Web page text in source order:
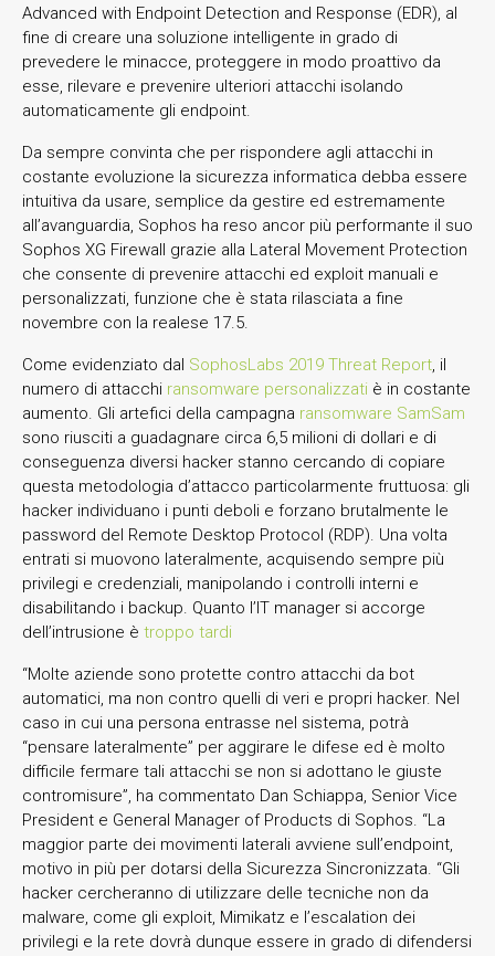
Advanced with Endpoint Detection and Response (EDR), al
fine di creare una soluzione intelligente in grado di
prevedere le minacce, proteggere in modo proattivo da
esse, rilevare e prevenire ulteriori attacchi isolando
automaticamente gli endpoint.
Da sempre convinta che per rispondere agli attacchi in
costante evoluzione la sicurezza informatica debba essere
intuitiva da usare, semplice da gestire ed estremamente
all’avanguardia, Sophos ha reso ancor più performante il suo
Sophos XG Firewall grazie alla Lateral Movement Protection
che consente di prevenire attacchi ed exploit manuali e
personalizzati, funzione che è stata rilasciata a fine
novembre con la realese 17.5.
Come evidenziato dal SophosLabs 2019 Threat Report, il
numero di attacchi ransomware personalizzati è in costante
aumento. Gli artefici della campagna ransomware SamSam
sono riusciti a guadagnare circa 6,5 milioni di dollari e di
conseguenza diversi hacker stanno cercando di copiare
questa metodologia d’attacco particolarmente fruttuosa: gli
hacker individuano i punti deboli e forzano brutalmente le
password del Remote Desktop Protocol (RDP). Una volta
entrati si muovono lateralmente, acquisendo sempre più
privilegi e credenziali, manipolando i controlli interni e
disabilitando i backup. Quanto l’IT manager si accorge
dell’intrusione è troppo tardi
“Molte aziende sono protette contro attacchi da bot
automatici, ma non contro quelli di veri e propri hacker. Nel
caso in cui una persona entrasse nel sistema, potrà
“pensare lateralmente” per aggirare le difese ed è molto
difficile fermare tali attacchi se non si adottano le giuste
contromisure”, ha commentato Dan Schiappa, Senior Vice
President e General Manager of Products di Sophos. “La
maggior parte dei movimenti laterali avviene sull’endpoint,
motivo in più per dotarsi della Sicurezza Sincronizzata. “Gli
hacker cercheranno di utilizzare delle tecniche non da
malware, come gli exploit, Mimikatz e l’escalation dei
privilegi e la rete dovrà dunque essere in grado di difendersi